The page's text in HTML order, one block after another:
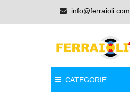
info@ferraioli.com
CATEGORIE